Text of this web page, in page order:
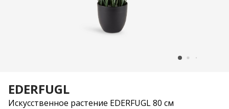
EDERFUGL
Искусственное растение EDERFUGL 80 см